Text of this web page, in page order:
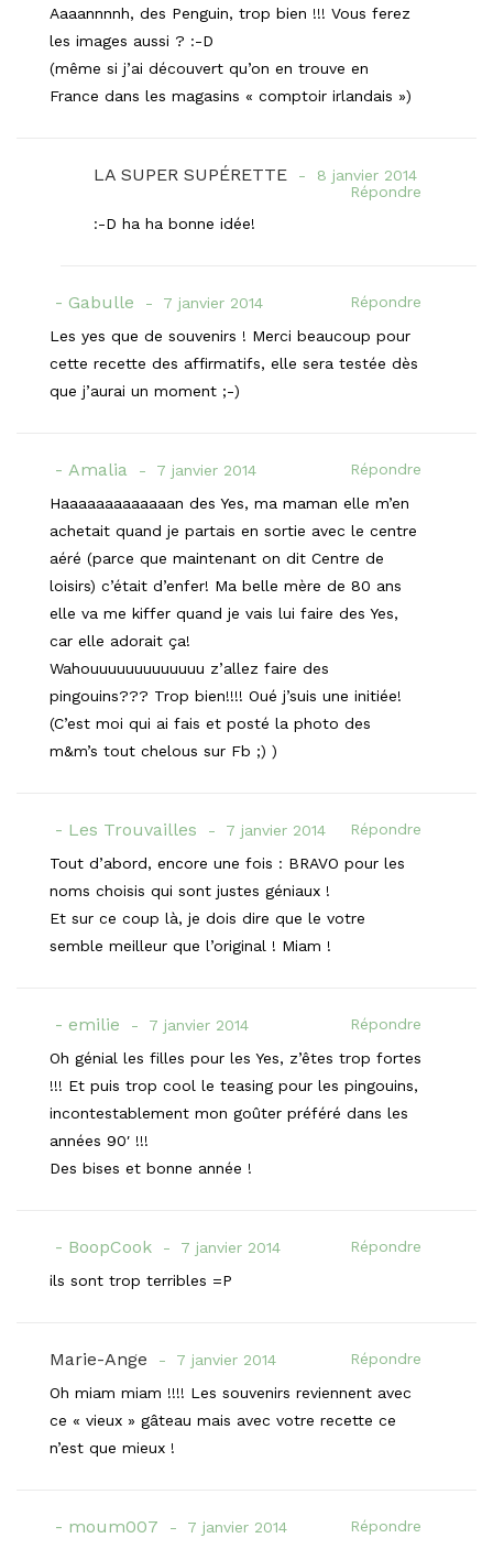
Aaaannnnh, des Penguin, trop bien !!! Vous ferez
les images aussi ? :-D
(même si j’ai découvert qu’on en trouve en
France dans les magasins « comptoir irlandais »)
LA SUPER SUPÉRETTE
8 janvier 2014
Répondre
:-D ha ha bonne idée!
Gabulle 7 janvier 2014
Répondre
Les yes que de souvenirs ! Merci beaucoup pour
cette recette des affirmatifs, elle sera testée dès
que j’aurai un moment ;-)
Amalia 7 janvier 2014
Répondre
Haaaaaaaaaaaaan des Yes, ma maman elle m’en
achetait quand je partais en sortie avec le centre
aéré (parce que maintenant on dit Centre de
loisirs) c’était d’enfer! Ma belle mère de 80 ans
elle va me kiffer quand je vais lui faire des Yes,
car elle adorait ça!
Wahouuuuuuuuuuuuu z’allez faire des
pingouins??? Trop bien!!!! Oué j’suis une initiée!
(C’est moi qui ai fais et posté la photo des
m&m’s tout chelous sur Fb ;) )
Les Trouvailles 7 janvier 2014
Répondre
Tout d’abord, encore une fois : BRAVO pour les
noms choisis qui sont justes géniaux !
Et sur ce coup là, je dois dire que le votre
semble meilleur que l’original ! Miam !
emilie 7 janvier 2014
Répondre
Oh génial les filles pour les Yes, z’êtes trop fortes
!!! Et puis trop cool le teasing pour les pingouins,
incontestablement mon goûter préféré dans les
années 90′ !!!
Des bises et bonne année !
BoopCook 7 janvier 2014
Répondre
ils sont trop terribles =P
Marie-Ange 7 janvier 2014
Répondre
Oh miam miam !!!! Les souvenirs reviennent avec
ce « vieux » gâteau mais avec votre recette ce
n’est que mieux !
moum007 7 janvier 2014
Répondre